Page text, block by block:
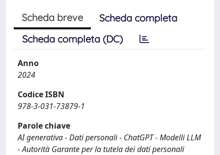
Scheda breve
Scheda completa
Scheda completa (DC)
Anno
2024
Codice ISBN
978-3-031-73879-1
Parole chiave
AI generativa - Dati personali - ChatGPT - Modelli LLM
- Autorità Garante per la tutela dei dati personali